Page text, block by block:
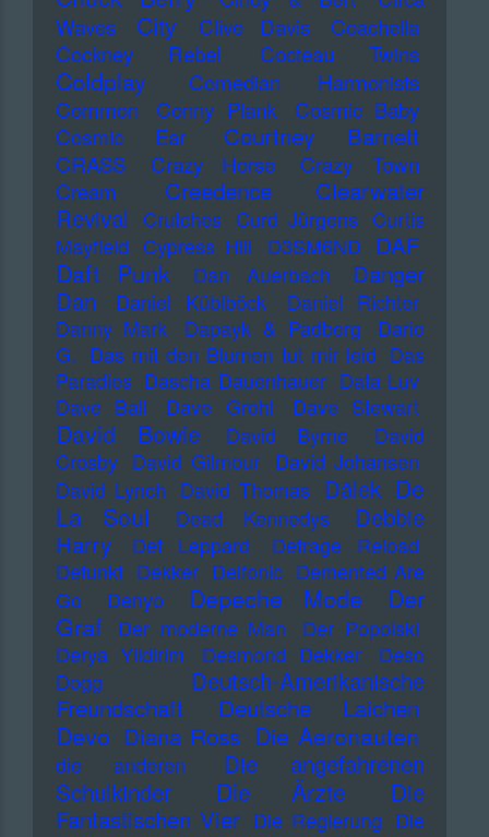
Waves
City Clive Davis
Coachella
Cockney Rebel
Cocteau Twins
Coldplay
Comedian Harmonists
Common
Conny Plank
Cosmic Baby
Cosmic Ear
Courtney Barnett
CRASS Crazy Horse
Crazy Town
Cream
Creedence Clearwater
Revival
Crutches Curd Jürgens Curtis
Mayfield Cypress Hill D3SM6ND DAF
Daft Punk Dan Auerbach
Danger
Dan
Daniel Küblböck
Daniel Richter
Danny Mark
Dapayk & Padberg
Dario
G. Das mit den Blumen tut mir leid Das
Paradies Dascha Dauenhauer Data Luv
Dave Ball
Dave Grohl Dave Stewart
David Bowie David Byrne
David
Crosby David Gilmour David Johansen
David Lynch David Thomas Dälek De
La Soul
Dead Kennedys
Debbie
Harry
Def Leppard
Defrage Reload
Defunkt Dekker Delfonic Demented Are
Go
Denyo Depeche Mode
Der
Graf
Der moderne Man
Der Popolski
Derya Yildirim
Desmond Dekker
Deso
Dogg
Deutsch-Amerikanische
Freundschaft
Deutsche Laichen
Devo Diana Ross Die Aeronauten
die anderen
Die angefahrenen
Schulkinder
Die Ärzte
Die
Fantastischen Vier Die Regierung Die